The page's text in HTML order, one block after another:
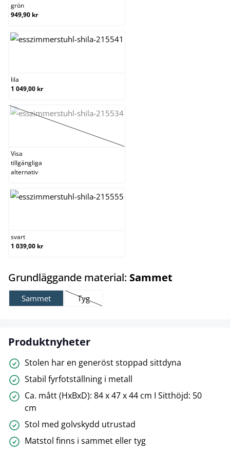
grön
949,90 kr
lila
1 049,00 kr
orange
(Det här alternativet är för närvarande inte
Visa
tillgängliga
alternativ
svart
1 039,00 kr
Grundläggande material: Sammet
Sammet Tyg
(Det här alternativet är för närvarande inte
Produktnyheter
Stolen har en generöst stoppad sittdyna
Stabil fyrfotställning i metall
Ca. mått (HxBxD): 84 x 47 x 44 cm I Sitthöjd: 50
cm
Stol med golvskydd utrustad
Matstol finns i sammet eller tyg